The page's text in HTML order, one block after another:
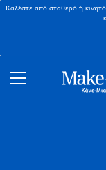
Καλέστε από σταθερό ή